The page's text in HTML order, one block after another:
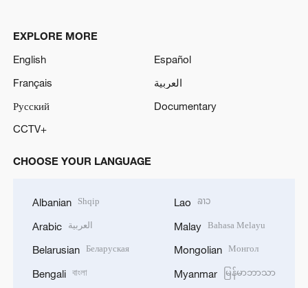
EXPLORE MORE
English
Español
Français
العربية
Русский
Documentary
CCTV+
CHOOSE YOUR LANGUAGE
Albanian Shqip
Arabic العربية
Belarusian Беларуская
Bengali বাংলা
Lao ລາວ
Malay Bahasa Melayu
Mongolian Монгол
Myanmar မြန်မာဘာသာ